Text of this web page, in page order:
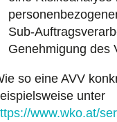
Sub-
Genehmigung des
so eine AVV
unter
www.wko.at/